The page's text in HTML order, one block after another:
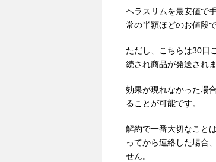
ヘラスリムを最安値で
常の半額ほどのお値段
ただし、こちらは30日
続され商品が発送されま
効果が現れなかった場
ることが可能です。
解約で一番大切なことは
ってから連絡した場合
せん。